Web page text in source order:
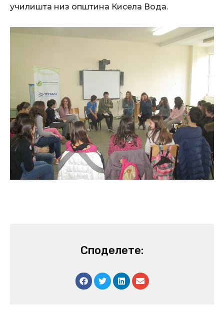
училишта низ општина Кисела Вода.
Споделете: